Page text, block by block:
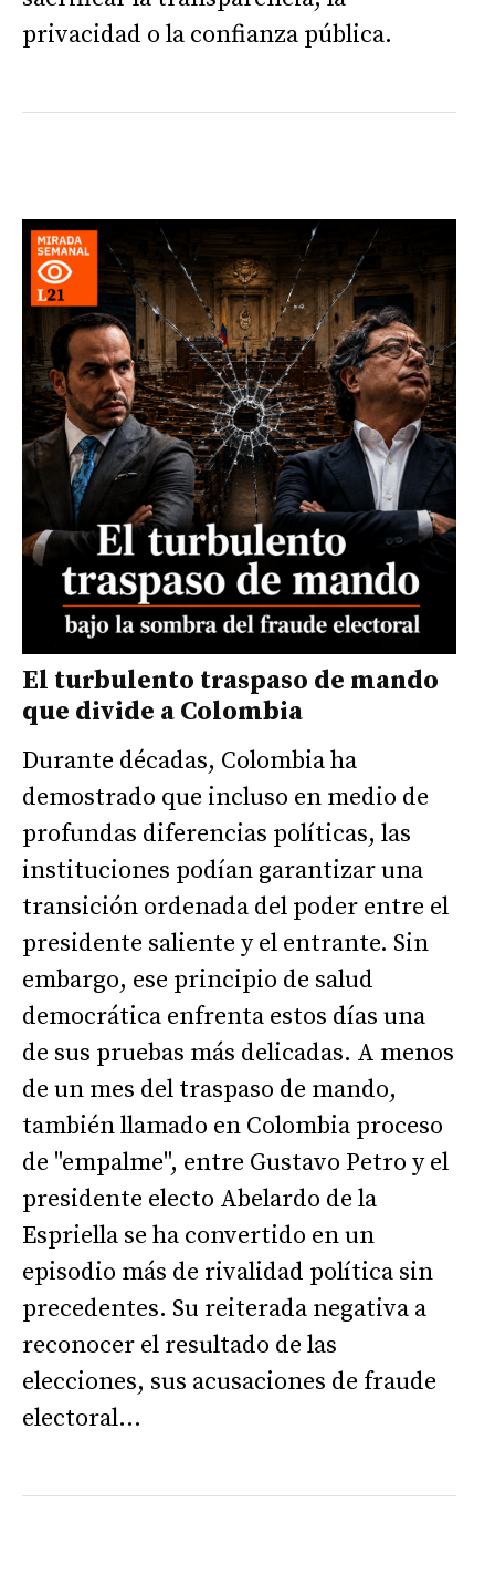
privacidad o la confianza pública.
El turbulento traspaso de mando
que divide a Colombia
Durante décadas, Colombia ha
demostrado que incluso en medio de
profundas diferencias políticas, las
instituciones podían garantizar una
transición ordenada del poder entre el
presidente saliente y el entrante. Sin
embargo, ese principio de salud
democrática enfrenta estos días una
de sus pruebas más delicadas. A menos
de un mes del traspaso de mando,
también llamado en Colombia proceso
de "empalme", entre Gustavo Petro y el
presidente electo Abelardo de la
Espriella se ha convertido en un
episodio más de rivalidad política sin
precedentes. Su reiterada negativa a
reconocer el resultado de las
elecciones, sus acusaciones de fraude
electoral...